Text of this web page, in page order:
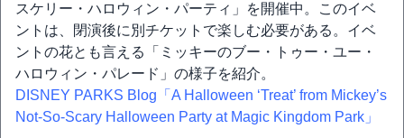
スケリー・ハロウィン・パーティ」を開催中。このイベ
ントは、閉演後に別チケットで楽しむ必要がある。イベ
ントの花とも言える「ミッキーのブー・トゥー・ユー・
ハロウィン・パレード」の様子を紹介。
DISNEY PARKS Blog「A Halloween ‘Treat’ from Mickey’s
Not-So-Scary Halloween Party at Magic Kingdom Park」